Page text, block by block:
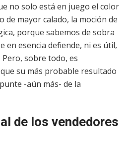
no solo está en juego el color
de mayor calado, la moción de
porque sabemos de sobra
en esencia defiende, ni es útil,
sobre todo, es
su más probable resultado
-aún más- de la
de los vendedores